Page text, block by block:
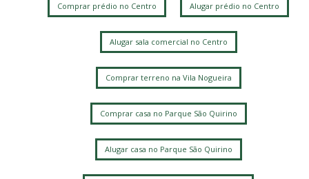
Comprar prédio no Centro Alugar prédio no Centro
Alugar sala comercial no Centro
Comprar terreno na Vila Nogueira
Comprar casa no Parque São Quirino
Alugar casa no Parque São Quirino